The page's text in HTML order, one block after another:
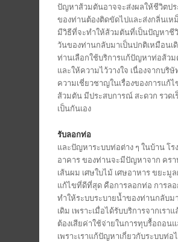
ปัญหาส้วมตันอาจจะส่งผลให้ชีวิตป
ของท่านต้องติดขัดไปและส่งกลิ่นเห
มีวิธีที่จะทำให้ส้วมตันที่เป็นปัญหาชี
วันของท่านกลับมาเป็นปกติเหมือนเ
ท่านเลือกใช้บริการแก้ปัญหาท่อส้วม
และให้ความไว้วางใจ เนื่องจากบริษั
ความเชี่ยวชาญในเรื่องของการแก้
ส้วมตัน มีประสบการณ์ สะดวก รวดเ
เป็นกันเอง
รับลอกท่อ
และปัญหาระบบท่อต่าง ๆ ในบ้าน โร
อาคาร ของท่านจะมีปัญหาจาก คร
เส้นผม เศษใบไม้ เศษอาหาร ขยะมู
แก้ไขที่ดีที่สุด คือการลอกท่อ การล
ทำให้ระบบระบายน้ำของท่านกลับม
เดิม เพราะเมื่อได้รับบริการจากเรา
ต้องเสียค่าใช้จ่ายในการทุบรื้อถอน
เพราะเราแก้ปัญหาเกี่ยวกับระบบท่อ